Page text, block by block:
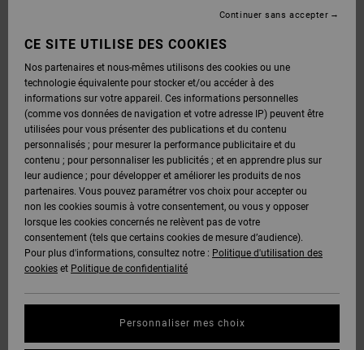
CE SITE UTILISE DES COOKIES
Nos partenaires et nous-mêmes utilisons des cookies ou une
technologie équivalente pour stocker et/ou accéder à des
informations sur votre appareil. Ces informations personnelles
(comme vos données de navigation et votre adresse IP) peuvent être
utilisées pour vous présenter des publications et du contenu
personnalisés ; pour mesurer la performance publicitaire et du
contenu ; pour personnaliser les publicités ; et en apprendre plus sur
leur audience ; pour développer et améliorer les produits de nos
partenaires. Vous pouvez paramétrer vos choix pour accepter ou
non les cookies soumis à votre consentement, ou vous y opposer
lorsque les cookies concernés ne relèvent pas de votre
consentement (tels que certains cookies de mesure d’audience).
Pour plus d'informations, consultez notre : Politique d'utilisation des
cookies et Politique de confidentialité
Personnaliser mes choix
Continuer sans accepter